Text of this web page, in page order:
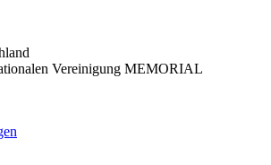
Vereinigung MEMORIAL